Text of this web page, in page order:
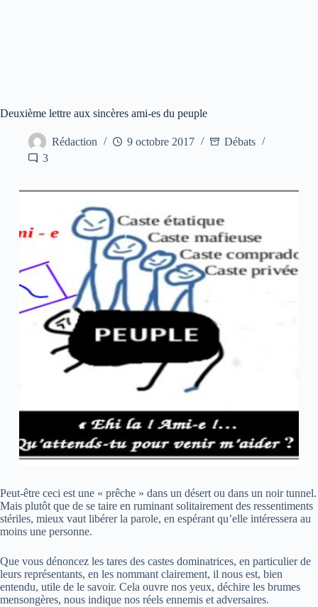
Deuxième lettre aux sincères ami-es du peuple
Rédaction 9 octobre 2017
Débats
3
Peut-être ceci est une « prêche » dans un désert ou dans un noir tunnel.
Mais plutôt que de se taire en ruminant solitairement des ressentiments
stériles, mieux vaut libérer la parole, en espérant qu’elle intéressera au
moins une personne.
Que vous dénoncez les tares des castes dominatrices, en particulier de
leurs représentants, en les nommant clairement, il nous est, bien
entendu, utile de le savoir. Cela ouvre nos yeux, déchire les brumes
mensongères, nous indique nos réels ennemis et adversaires.